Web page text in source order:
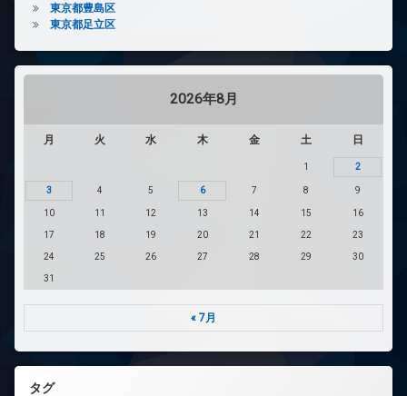
東京都豊島区
東京都足立区
2026年8月
月 火 水 木 金 土 日
1 2
3 4 5 6 7 8 9
10 11 12 13 14 15 16
17 18 19 20 21 22 23
24 25 26 27 28 29 30
31
« 7月
タグ